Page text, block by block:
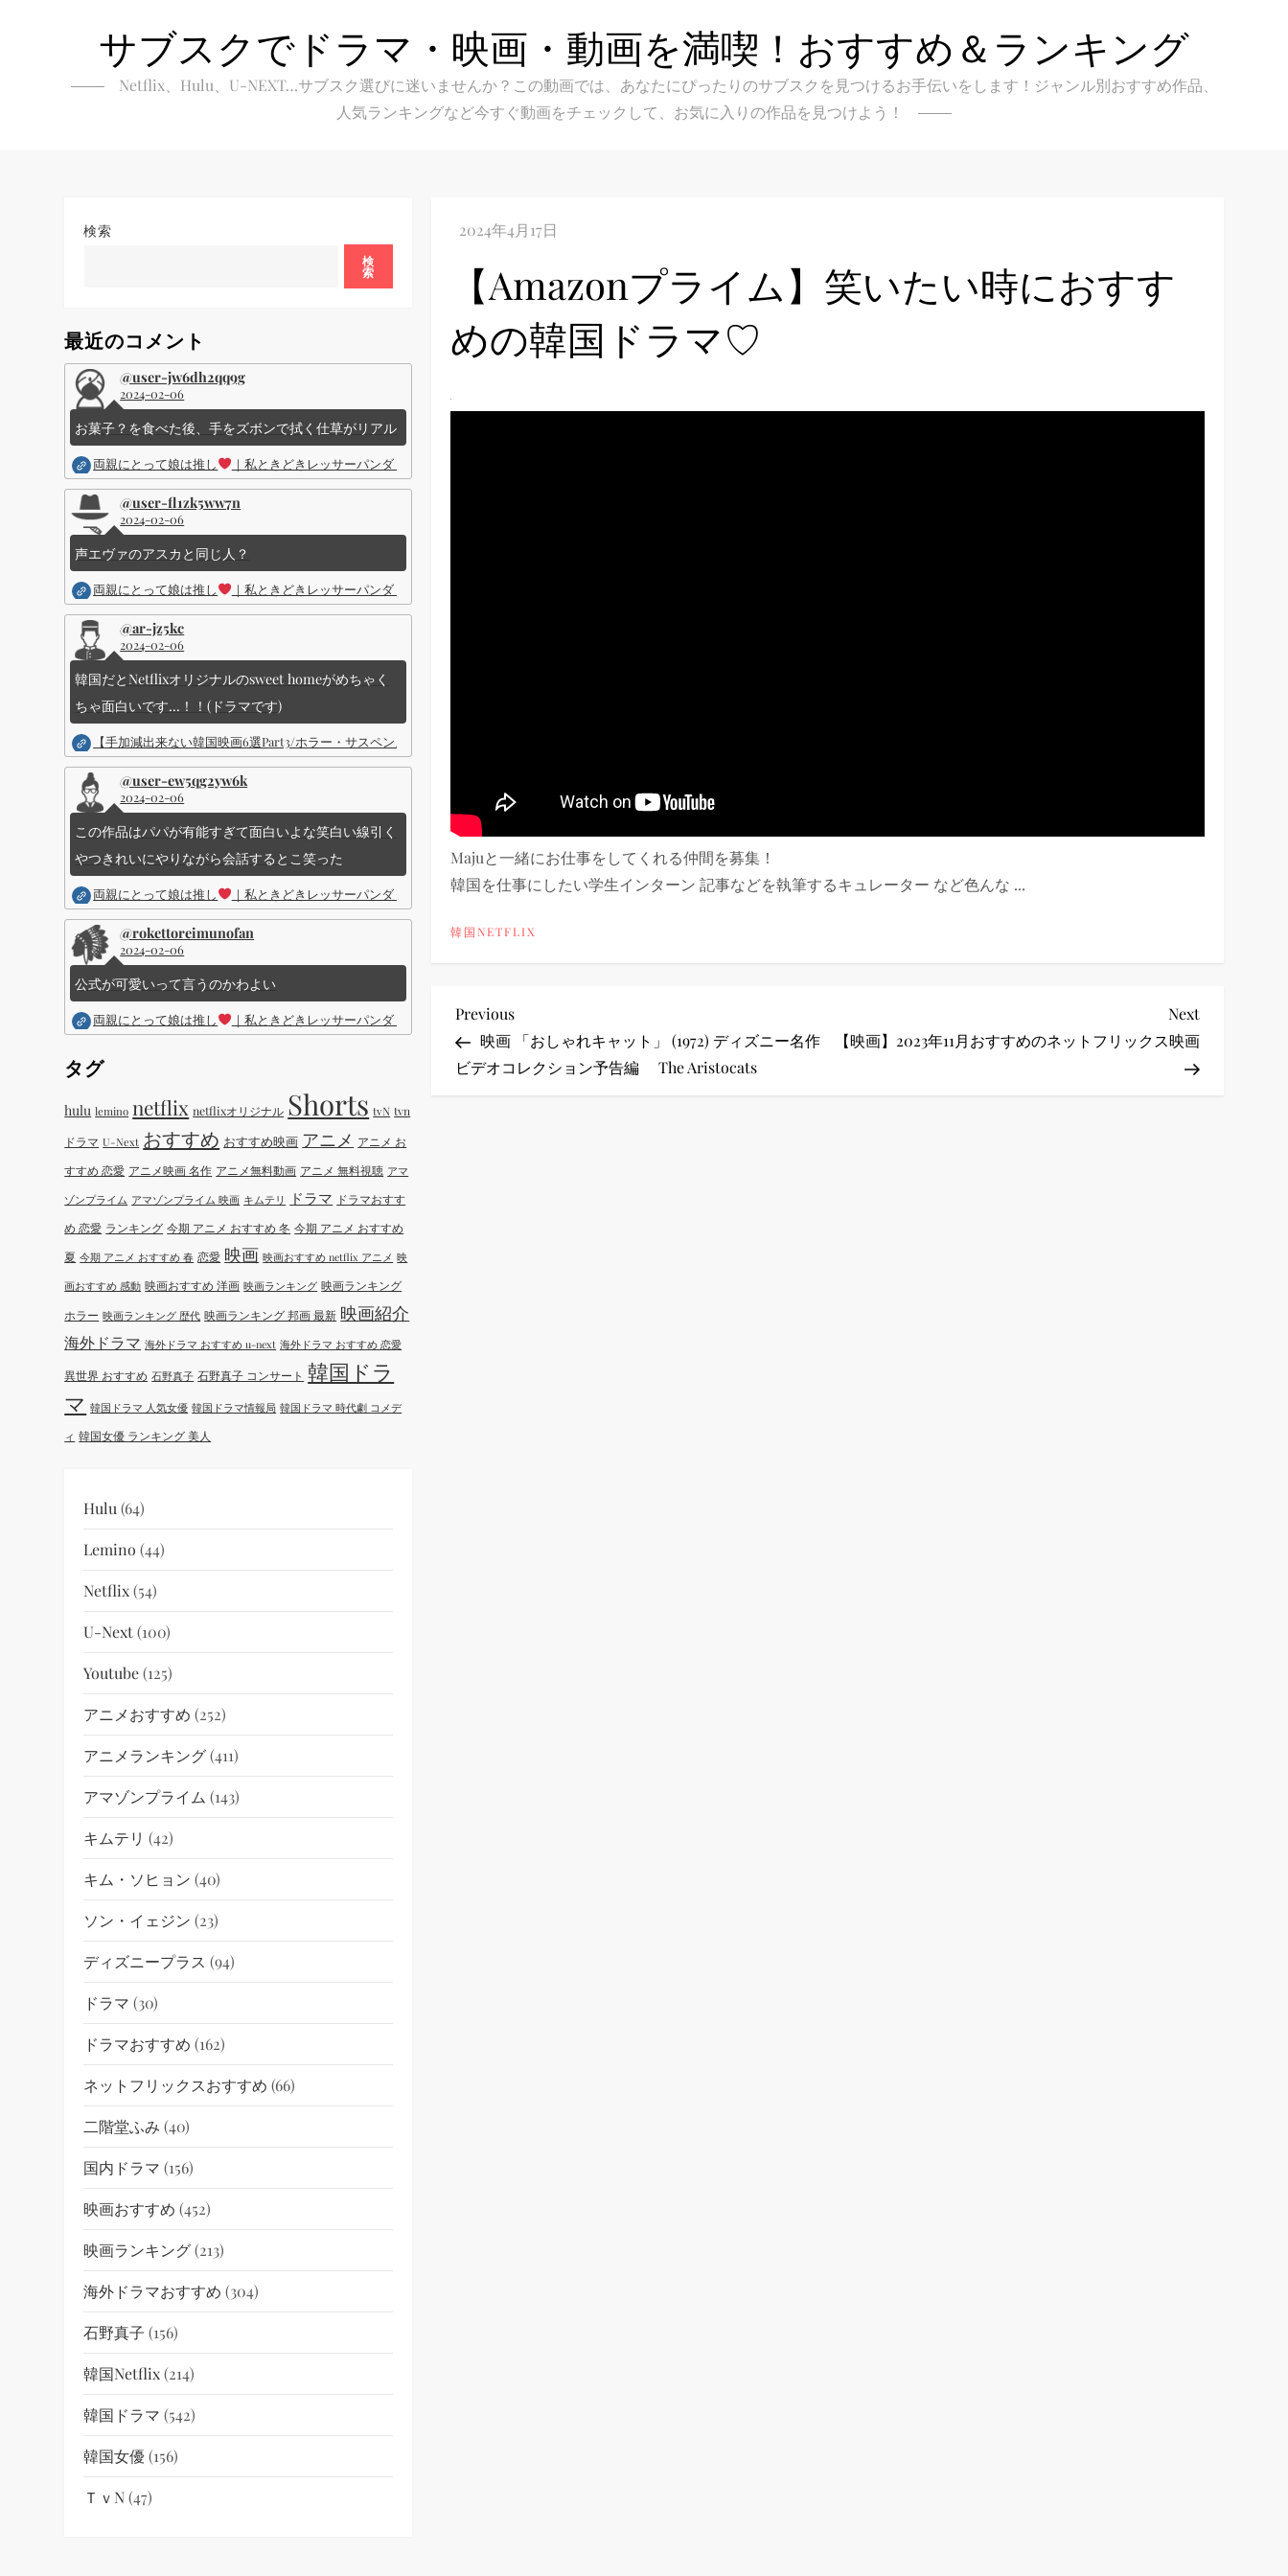
サブスクでドラマ・映画・動画を満喫！おすすめ＆ランキング
Netflix、Hulu、U-NEXT…サブスク選びに迷いませんか？この動画では、あなたにぴったりのサブスクを見つけるお手伝いをします！ジャンル別おすすめ作品、
人気ランキングなど今すぐ動画をチェックして、お気に入りの作品を見つけよう！
【Amazonプライム】笑いたい時におすす
めの韓国ドラマ♡
Majuと一緒にお仕事をしてくれる仲間を募集！
韓国を仕事にしたい学生インターン 記事などを執筆するキュレーター など色んな ...
韓国NETFLIX
投
稿
Previous
Post
Previous
映画 「おしゃれキャット」 (1972) ディズニー名作
ビデオコレクション予告編 The Aristocats
Next
Post
Next
【映画】2023年11月おすすめのネットフリックス映画
検索
検
索
最近のコメント
@user-jw6dh2qq9g
2024-02-06
お菓子？を食べた後、手をズボンで拭く仕草がリアル
両親にとって娘は推し ｜私ときどきレッサーパンダ ｜Disney (ディズニープラス）
@user-fl1zk5ww7n
2024-02-06
声エヴァのアスカと同じ人？
両親にとって娘は推し ｜私ときどきレッサーパンダ ｜Disney (ディズニープラス）
@ar-jz5kc
2024-02-06
韓国だとNetflixオリジナルのsweet homeがめちゃく
ちゃ面白いです...！！(ドラマです)
【手加減出来ない韓国映画6選Part3/ホラー・サスペンス・ノワール】韓国至上の《最凶の悪》が登場する韓国映画。
@user-ew5qg2yw6k
2024-02-06
この作品はパパが有能すぎて面白いよな笑白い線引く
やつきれいにやりながら会話するとこ笑った
両親にとって娘は推し ｜私ときどきレッサーパンダ ｜Disney (ディズニープラス）
@rokettoreimunofan
2024-02-06
公式が可愛いって言うのかわよい
両親にとって娘は推し ｜私ときどきレッサーパンダ ｜Disney (ディズニープラス）
タグ
hulu lemino netflix netflixオリジナル Shorts tvN tvn
ドラマ U-Next おすすめ おすすめ映画 アニメ アニメ お
すすめ 恋愛 アニメ映画 名作 アニメ無料動画 アニメ 無料視聴 アマ
ゾンプライム アマゾンプライム 映画 キムテリ ドラマ ドラマおすす
め 恋愛 ランキング 今期 アニメ おすすめ 冬 今期 アニメ おすすめ
夏 今期 アニメ おすすめ 春 恋愛 映画 映画おすすめ netflix アニメ 映
画おすすめ 感動 映画おすすめ 洋画 映画ランキング 映画ランキング
ホラー 映画ランキング 歴代 映画ランキング 邦画 最新 映画紹介
海外ドラマ 海外ドラマ おすすめ u-next 海外ドラマ おすすめ 恋愛
異世界 おすすめ 石野真子 石野真子 コンサート 韓国ドラ
マ 韓国ドラマ 人気女優 韓国ドラマ情報局 韓国ドラマ 時代劇 コメデ
ィ 韓国女優 ランキング 美人
Hulu (64)
Lemino (44)
Netflix(54)
U-Next(100)
Youtube(125)
アニメおすすめ (252)
アニメランキング(411)
アマゾンプライム (143)
キムテリ (42)
キム・ソヒョン (40)
ソン・イェジン (23)
ディズニープラス (94)
ドラマ (30)
ドラマおすすめ (162)
ネットフリックスおすすめ (66)
二階堂ふみ (40)
国内ドラマ (156)
映画おすすめ (452)
映画ランキング(213)
海外ドラマおすすめ (304)
石野真子 (156)
韓国netflix(214)
韓国ドラマ (542)
韓国女優(156)
ＴｖN(47)